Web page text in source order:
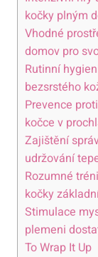
kočky plným
Vhodné
domov pro
Rutinní
bezsrstého
Prevence
kočce v
Zajištění
udržování
Rozumné
kočky
Stimulace
plemeni
To Wrap It Up